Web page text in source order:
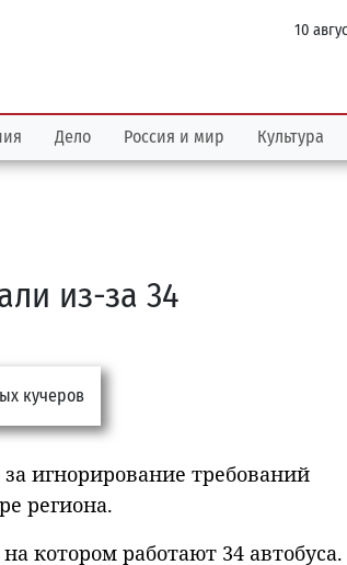
10
Дело Россия и мир Культура
из-за 34
игнорирование требований
региона.
котором работают 34